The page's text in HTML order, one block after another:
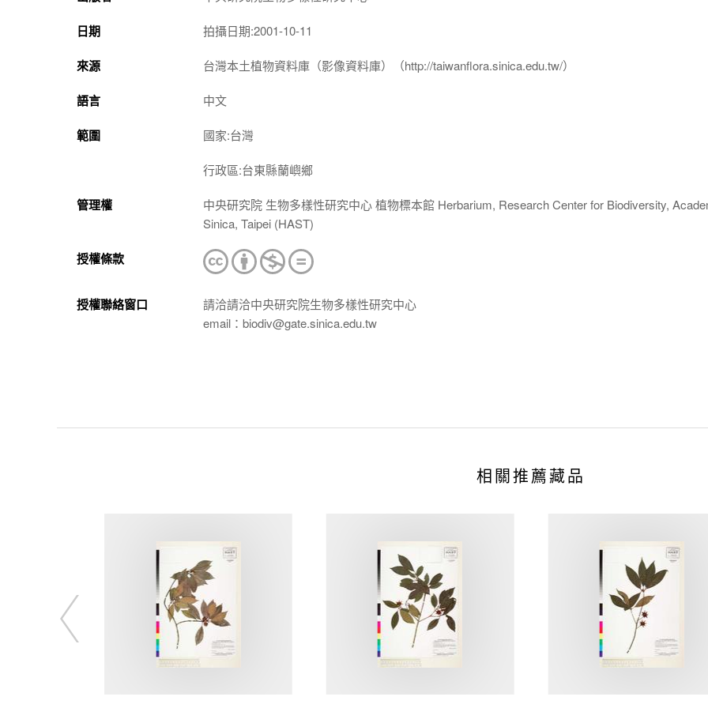
日期 拍攝日期:2001-10-11
來源 台灣本土植物資料庫（影像資料庫）（http://taiwanflora.sinica.edu.tw/）
語言 中文
範圍 國家:台灣
行政區:台東縣蘭嶼鄉
管理權
中央研究院 生物多樣性研究中心 植物標本館 Herbarium, Research Center for Biodiversity,
Sinica, Taipei (HAST)
授權條款
授權聯絡窗口
請洽請洽中央研究院生物多樣性研究中心
email：biodiv@gate.sinica.edu.tw
相關推薦藏品